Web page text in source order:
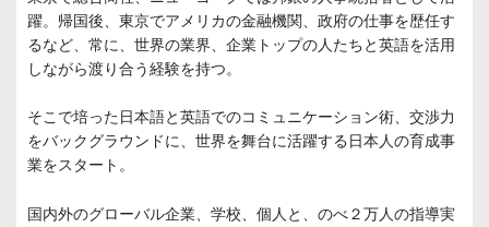
躍。帰国後、東京でアメリカの金融機関、政府の仕事を歴任す
るなど、常に、世界の業界、企業トップの人たちと英語を活用
しながら渡り合う経験を持つ。
そこで培った日本語と英語でのコミュニケーション術、交渉力
をバックグラウンドに、世界を舞台に活躍する日本人の育成事
業をスタート。
国内外のグローバル企業、学校、個人と、のべ２万人の指導実